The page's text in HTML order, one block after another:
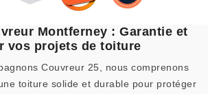
Montferney : Garantie et
vos projets de toiture
Couvreur 25, nous comprenons
toiture solide et durable pour protéger